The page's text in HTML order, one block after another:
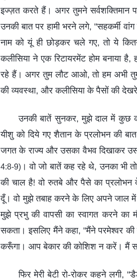
इज्ज़त करते हैं। अगर तुमने सर्वशक्तिमान
उनकी बात पर हामी भरने लगे, "सहकर्मी
नाम को यूं ही छोड़कर चले गए, तो ये
कलीसिया ने एक रिटायरमेंट होम बनाया
रहे हैं। अगर तुम लौट आओ, तो हम अभी
की व्यवस्था, और कलीसिया के पैसों की
उनकी बातें सुनकर, मुझे दाल में कुछ
यीशु को दिये गए शैतान के प्रलोभन की
जगत के राज्य और उसका वैभव दिखाकर
4:8-9) । वो जो बातें कह रहे थे, उनका भी
की चाल है! वो रुतबे और पैसे का प्रलोभन
दूँ। वो मुझे तबाह करने के लिए अपने जाल में
मुझे प्रभु की वापसी का स्वागत करने का
सकता। इसलिए मैंने कहा, "मैंने परमेश्वर
करूँगा। आप बेकार की कोशिश न करें। मैं
फिर मेरी बेटी रो-रोकर कहने लगी,